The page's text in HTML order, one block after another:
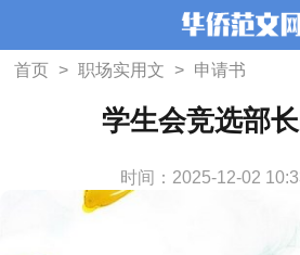
首页 > 职场实用文 > 申请书
学生会竞选部
时间：2025-12-02